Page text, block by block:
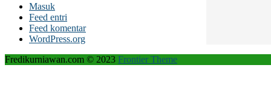
Masuk
Feed entri
Feed komentar
WordPress.org
Fredikurniawan.com © 2023 Frontier Theme